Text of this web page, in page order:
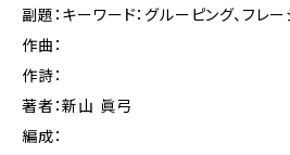
副題：キーワード：グルーピング、フレ
作曲：
作詩：
著者：新山 眞弓
編成：